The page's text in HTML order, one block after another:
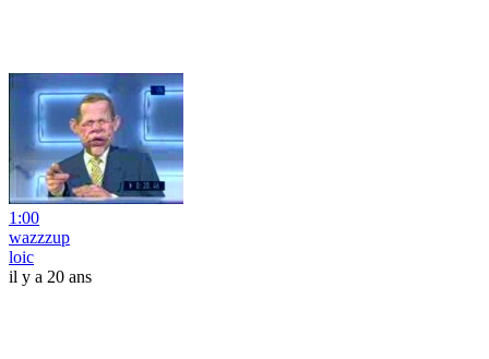
1:00
wazzzup
loic
il y a 20 ans